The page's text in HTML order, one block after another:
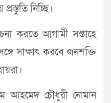
নিচ্ছি।
করতে আগামী সপ্তাহে
সাক্ষাৎ করবে জনশক্তি
আহমেদ চৌধুরী নোমান